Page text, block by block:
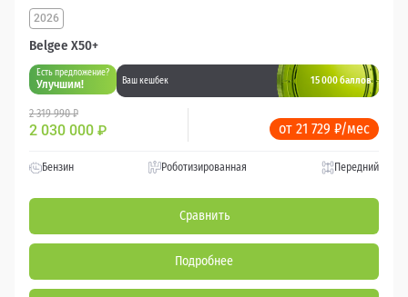
Belgee X50+
2026
Есть предложение?
Улучшим! Ваш кешбек 15 000 баллов
2 319 990 ₽
2 030 000 ₽ от 21 729 ₽/мес
Бензин Роботизированная Передний
Сравнить
Подробнее